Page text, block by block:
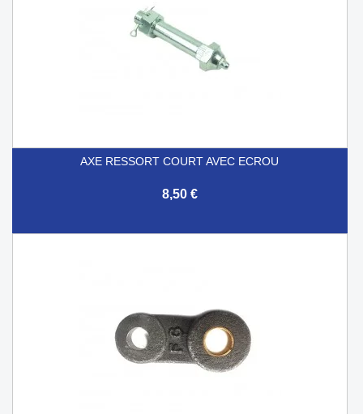
AXE RESSORT COURT AVEC ECROU
8,50 €